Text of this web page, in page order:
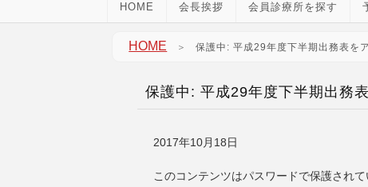
HOME 会長挨拶 会員診療所を探す
HOME ＞保護中: 平成29年度下半期出務表を
保護中: 平成29年度下半期出務
2017年10月18日
このコンテンツはパスワードで保護され